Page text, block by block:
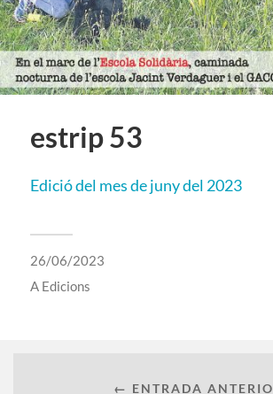
estrip 53
Edició del mes de juny del 2023
26/06/2023
A Edicions
← ENTRADA